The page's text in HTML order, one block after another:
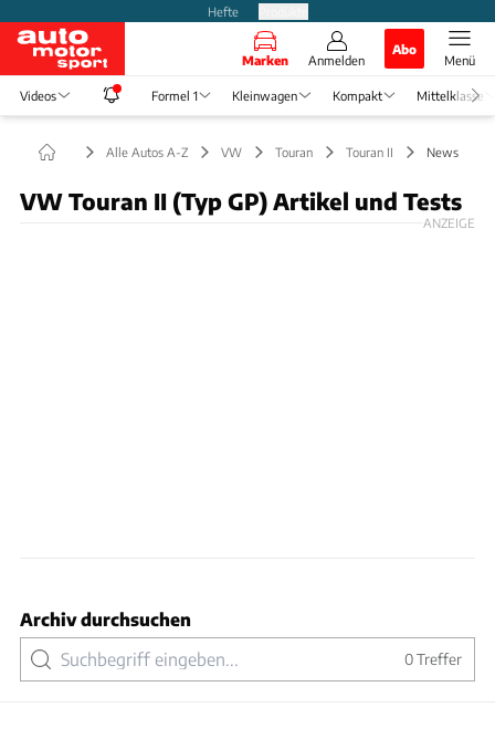
Hefte
Marken Anmelden
Abo
Menü
Videos Formel 1 Kleinwagen Kompakt Mittelklasse
Alle Autos A-Z VW Touran Touran II News
VW Touran II (Typ GP) Artikel und Tests
ANZEIGE
Archiv durchsuchen
0Treffer